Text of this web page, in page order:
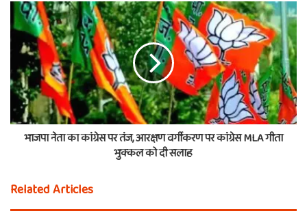
भाजपा नेता का कांग्रेस पर तंज, आरक्षण वर्गीकरण पर कांग्रेस MLA गीता
भुक्कल को दी सलाह
Related Articles